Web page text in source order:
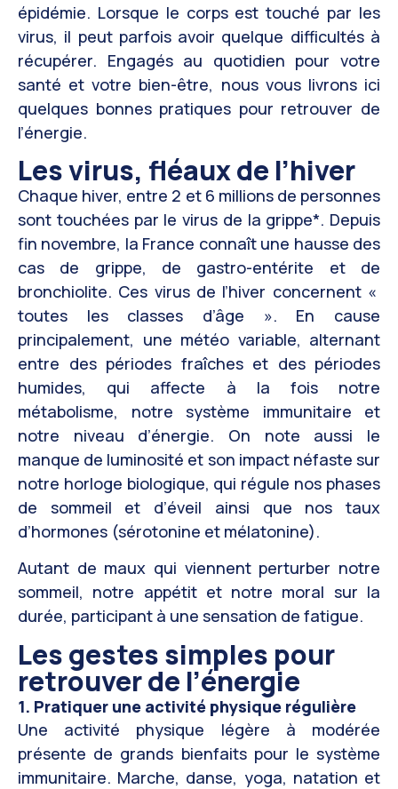
épidémie. Lorsque le corps est touché par les
virus, il peut parfois avoir quelque difficultés à
récupérer. Engagés au quotidien pour votre
santé et votre bien-être, nous vous livrons ici
quelques bonnes pratiques pour retrouver de
l’énergie.
Les virus, fléaux de l’hiver
Chaque hiver, entre 2 et 6 millions de personnes
sont touchées par le virus de la grippe*. Depuis
fin novembre, la France connaît une hausse des
cas de grippe, de gastro-entérite et de
bronchiolite. Ces virus de l’hiver concernent «
toutes les classes d’âge ». En cause
principalement, une météo variable, alternant
entre des périodes fraîches et des périodes
humides, qui affecte à la fois notre
métabolisme, notre système immunitaire et
notre niveau d’énergie. On note aussi le
manque de luminosité et son impact néfaste sur
notre horloge biologique, qui régule nos phases
de sommeil et d’éveil ainsi que nos taux
d’hormones (sérotonine et mélatonine).
Autant de maux qui viennent perturber notre
sommeil, notre appétit et notre moral sur la
durée, participant à une sensation de fatigue.
Les gestes simples pour
retrouver de l’énergie
1. Pratiquer une activité physique régulière
Une activité physique légère à modérée
présente de grands bienfaits pour le système
immunitaire. Marche, danse, yoga, natation et